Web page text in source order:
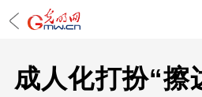
成人化打扮“擦